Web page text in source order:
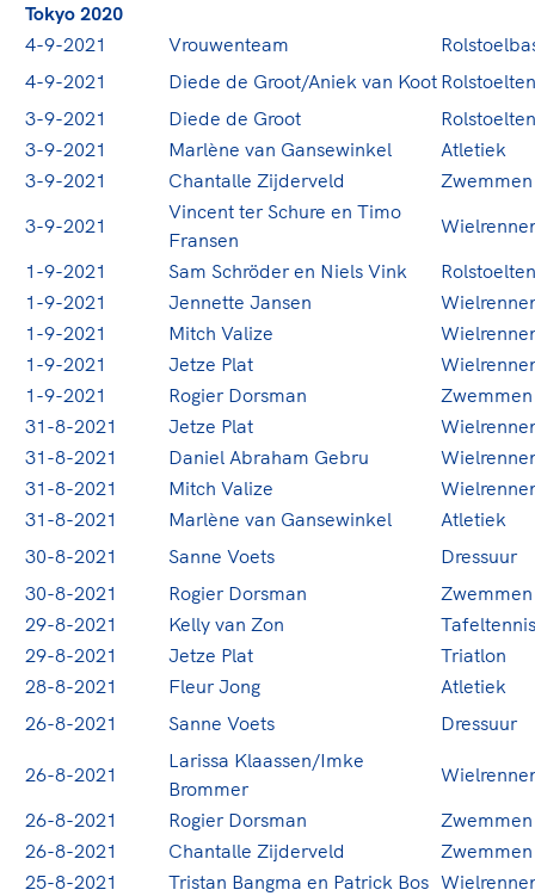
Tokyo 2020
4-9-2021
Vrouwenteam
4-9-2021
Diede de Groot/Aniek van Koot
3-9-2021
Diede de Groot
3-9-2021
Marlène van Gansewinkel
Atletiek
3-9-2021
Chantalle Zijderveld
Zwemmen
3-9-2021
Vincent ter Schure en Timo
Fransen
1-9-2021
Sam Schröder en Niels Vink
1-9-2021
Jennette Jansen
1-9-2021
Mitch Valize
1-9-2021
Jetze Plat
1-9-2021
Rogier Dorsman
Zwemmen
31-8-2021
Jetze Plat
31-8-2021
Daniel Abraham Gebru
31-8-2021
Mitch Valize
31-8-2021
Marlène van Gansewinkel
Atletiek
30-8-2021
Sanne Voets
Dressuur
30-8-2021
Rogier Dorsman
Zwemmen
29-8-2021
Kelly van Zon
Tafeltennis
29-8-2021
Jetze Plat
Triatlon
28-8-2021
Fleur Jong
Atletiek
26-8-2021
Sanne Voets Dressuur
26-8-2021
Larissa Klaassen/Imke
Brommer
26-8-2021
Rogier Dorsman
Zwemmen
26-8-2021
Chantalle Zijderveld
Zwemmen
25-8-2021
Tristan Bangma en Patrick Bos